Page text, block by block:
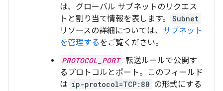
は、グローバル サブネットのリクエス
トと割り当て情報を表します。
Subnet
リソースの詳細については、 サブネット
を管理するをご覧ください。
PROTOCOL_PORT : 転送ルールで公開す
るプロトコルとポート。このフィールド
は ip-protocol=TCP:80 の形式にする